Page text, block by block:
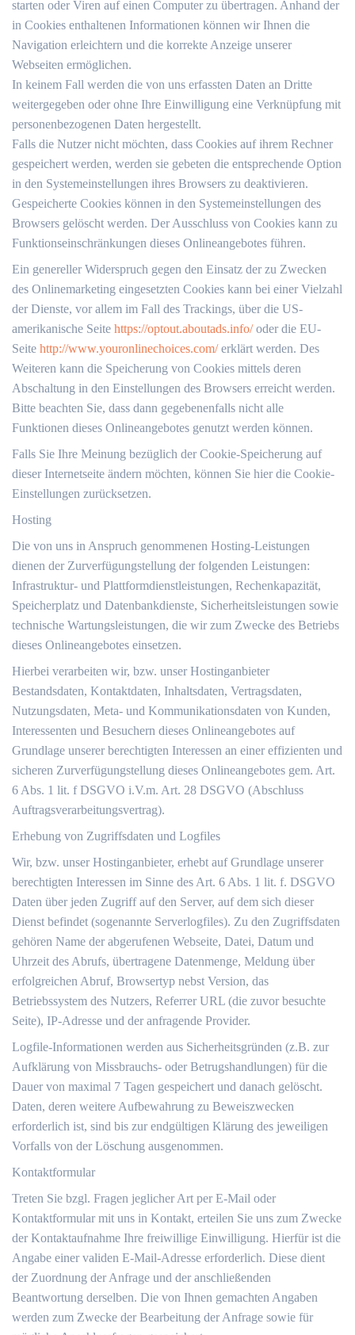
starten oder Viren auf einen Computer zu übertragen. Anhand der
in Cookies enthaltenen Informationen können wir Ihnen die
Navigation erleichtern und die korrekte Anzeige unserer
Webseiten ermöglichen.
In keinem Fall werden die von uns erfassten Daten an Dritte
weitergegeben oder ohne Ihre Einwilligung eine Verknüpfung mit
personenbezogenen Daten hergestellt.
Falls die Nutzer nicht möchten, dass Cookies auf ihrem Rechner
gespeichert werden, werden sie gebeten die entsprechende Option
in den Systemeinstellungen ihres Browsers zu deaktivieren.
Gespeicherte Cookies können in den Systemeinstellungen des
Browsers gelöscht werden. Der Ausschluss von Cookies kann zu
Funktionseinschränkungen dieses Onlineangebotes führen.
Ein genereller Widerspruch gegen den Einsatz der zu Zwecken
des Onlinemarketing eingesetzten Cookies kann bei einer Vielzahl
der Dienste, vor allem im Fall des Trackings, über die US-
amerikanische Seite https://optout.aboutads.info/oder die EU-
Seite http://www.youronlinechoices.com/erklärt werden. Des
Weiteren kann die Speicherung von Cookies mittels deren
Abschaltung in den Einstellungen des Browsers erreicht werden.
Bitte beachten Sie, dass dann gegebenenfalls nicht alle
Funktionen dieses Onlineangebotes genutzt werden können.
Falls Sie Ihre Meinung bezüglich der Cookie-Speicherung auf
dieser Internetseite ändern möchten, können Sie hier die Cookie-
Einstellungen zurücksetzen.
Hosting
Die von uns in Anspruch genommenen Hosting-Leistungen
dienen der Zurverfügungstellung der folgenden Leistungen:
Infrastruktur- und Plattformdienstleistungen, Rechenkapazität,
Speicherplatz und Datenbankdienste, Sicherheitsleistungen sowie
technische Wartungsleistungen, die wir zum Zwecke des Betriebs
dieses Onlineangebotes einsetzen.
Hierbei verarbeiten wir, bzw. unser Hostinganbieter
Bestandsdaten, Kontaktdaten, Inhaltsdaten, Vertragsdaten,
Nutzungsdaten, Meta- und Kommunikationsdaten von Kunden,
Interessenten und Besuchern dieses Onlineangebotes auf
Grundlage unserer berechtigten Interessen an einer effizienten und
sicheren Zurverfügungstellung dieses Onlineangebotes gem. Art.
6 Abs. 1 lit. f DSGVO i.V.m. Art. 28 DSGVO (Abschluss
Auftragsverarbeitungsvertrag).
Erhebung von Zugriffsdaten und Logfiles
Wir, bzw. unser Hostinganbieter, erhebt auf Grundlage unserer
berechtigten Interessen im Sinne des Art. 6 Abs. 1 lit. f. DSGVO
Daten über jeden Zugriff auf den Server, auf dem sich dieser
Dienst befindet (sogenannte Serverlogfiles). Zu den Zugriffsdaten
gehören Name der abgerufenen Webseite, Datei, Datum und
Uhrzeit des Abrufs, übertragene Datenmenge, Meldung über
erfolgreichen Abruf, Browsertyp nebst Version, das
Betriebssystem des Nutzers, Referrer URL (die zuvor besuchte
Seite), IP-Adresse und der anfragende Provider.
Logfile-Informationen werden aus Sicherheitsgründen (z.B. zur
Aufklärung von Missbrauchs- oder Betrugshandlungen) für die
Dauer von maximal 7 Tagen gespeichert und danach gelöscht.
Daten, deren weitere Aufbewahrung zu Beweiszwecken
erforderlich ist, sind bis zur endgültigen Klärung des jeweiligen
Vorfalls von der Löschung ausgenommen.
Kontaktformular
Treten Sie bzgl. Fragen jeglicher Art per E-Mail oder
Kontaktformular mit uns in Kontakt, erteilen Sie uns zum Zwecke
der Kontaktaufnahme Ihre freiwillige Einwilligung. Hierfür ist die
Angabe einer validen E-Mail-Adresse erforderlich. Diese dient
der Zuordnung der Anfrage und der anschließenden
Beantwortung derselben. Die von Ihnen gemachten Angaben
werden zum Zwecke der Bearbeitung der Anfrage sowie für